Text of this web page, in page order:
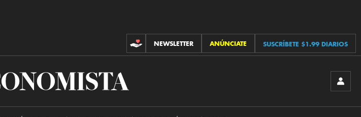
CONTRIBUCIONES
NEWSLETTER ANÚNCIATE SUSCRÍBETE $1.99 DIARIOS
El